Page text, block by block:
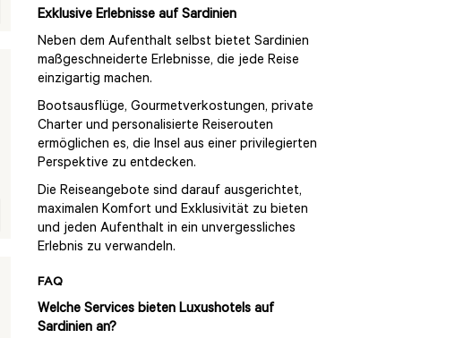
Exklusive Erlebnisse auf Sardinien
Neben dem Aufenthalt selbst bietet Sardinien
maßgeschneiderte Erlebnisse, die jede Reise
einzigartig machen.
Bootsausflüge, Gourmetverkostungen, private
Charter und personalisierte Reiserouten
ermöglichen es, die Insel aus einer privilegierten
Perspektive zu entdecken.
Die Reiseangebote sind darauf ausgerichtet,
maximalen Komfort und Exklusivität zu bieten
und jeden Aufenthalt in ein unvergessliches
Erlebnis zu verwandeln.
FAQ
Welche Services bieten Luxushotels auf
Sardinien an?